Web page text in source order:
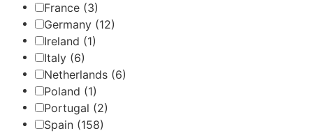
France (3)
Germany (12)
Ireland (1)
Italy (6)
Netherlands (6)
Poland (1)
Portugal (2)
Spain (158)